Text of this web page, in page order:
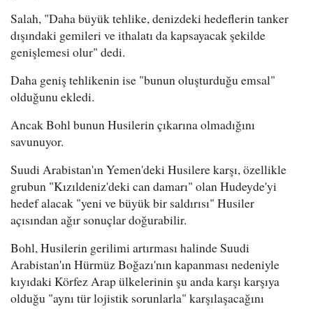
Salah, "Daha büyük tehlike, denizdeki hedeflerin tanker
dışındaki gemileri ve ithalatı da kapsayacak şekilde
genişlemesi olur" dedi.
Daha geniş tehlikenin ise "bunun oluşturduğu emsal"
olduğunu ekledi.
Ancak Bohl bunun Husilerin çıkarına olmadığını
savunuyor.
Suudi Arabistan'ın Yemen'deki Husilere karşı, özellikle
grubun "Kızıldeniz'deki can damarı" olan Hudeyde'yi
hedef alacak "yeni ve büyük bir saldırısı" Husiler
açısından ağır sonuçlar doğurabilir.
Bohl, Husilerin gerilimi artırması halinde Suudi
Arabistan'ın Hürmüz Boğazı'nın kapanması nedeniyle
kıyıdaki Körfez Arap ülkelerinin şu anda karşı karşıya
olduğu "aynı tür lojistik sorunlarla" karşılaşacağını